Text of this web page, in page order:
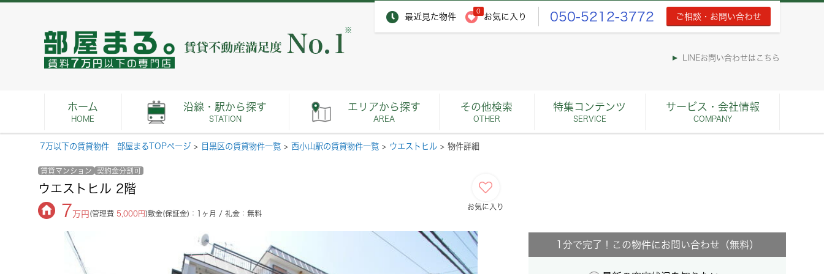
最近見た物件
0
お気に入り 050-5212-3772 ご相談・お問い合わせ
※
LINEお問い合わせはこちら
ホーム
HOME
沿線・駅から探す
STATION
エリアから探す
AREA
その他検索
OTHER
特集コンテンツ
SERVICE
サービス・会社情報
COMPANY
7万以下の賃貸物件 部屋まるTOPページ > 目黒区の賃貸物件一覧 > 西小山駅の賃貸物件一覧 > ウエストヒル > 物件詳細
賃貸マンション 契約金分割可
ウエストヒル 2階
7 万円 (管理費 5,000円)敷金(保証金)：1ヶ月 / 礼金：無料
お気に入り
1分で完了！この物件にお問い合わせ（無料）